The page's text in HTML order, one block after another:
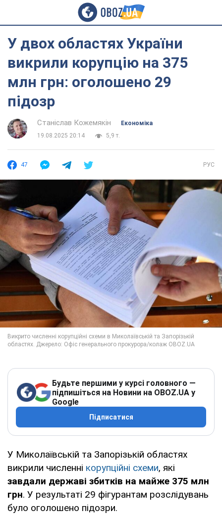
У двох областях України
викрили корупцію на 375
млн грн: оголошено 29
підозр
Станіслав Кожемякін
Економіка
19.08.2025 20:14
5,9 т.
47 РУС
Будьте першими у курсі головного —
підпишіться на Новини на OBOZ.UA у
Google
Підписатися
У Миколаївській та Запорізькій областях
викрили численні корупційні схеми, які
завдали державі збитків на майже 375 млн
грн. У результаті 29 фігурантам розслідувань
було оголошено підозри.